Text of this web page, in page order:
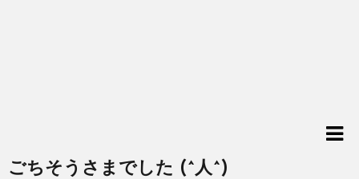
ごちそうさまでした (^人^)